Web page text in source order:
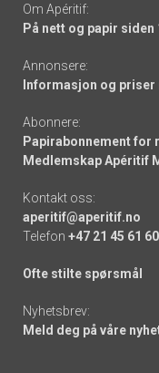
Om Apéritif:
På nett og papir siden
Annonsere:
Informasjon og
Abonnere:
Papirabonnement for
Medlemskap Apéritif
Kontakt oss:
aperitif@aperitif.no
Telefon +47 21 45 61 60
Ofte stilte spørsmål
Nyhetsbrev:
Meld deg på våre